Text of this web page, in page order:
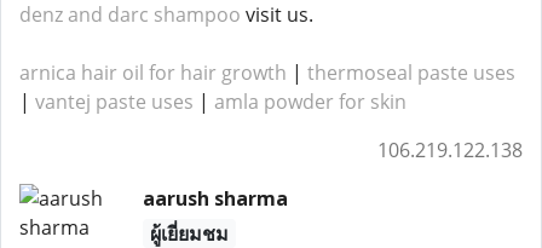
denz and darc shampoo visit us.
arnica hair oil for hair growth | thermoseal paste uses
| vantej paste uses | amla powder for skin
106.219.122.138
aarush sharma
ผู้เยี่ยมชม